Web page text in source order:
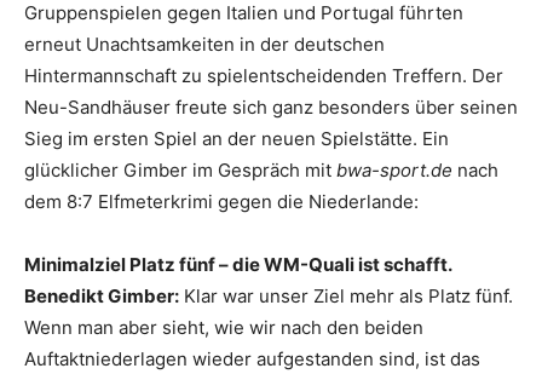
Gruppenspielen gegen Italien und Portugal führten
erneut Unachtsamkeiten in der deutschen
Hintermannschaft zu spielentscheidenden Treffern. Der
Neu-Sandhäuser freute sich ganz besonders über seinen
Sieg im ersten Spiel an der neuen Spielstätte. Ein
glücklicher Gimber im Gespräch mit bwa-sport.de nach
dem 8:7 Elfmeterkrimi gegen die Niederlande:
Minimalziel Platz fünf – die WM-Quali ist schafft.
Benedikt Gimber: Klar war unser Ziel mehr als Platz fünf.
Wenn man aber sieht, wie wir nach den beiden
Auftaktniederlagen wieder aufgestanden sind, ist das